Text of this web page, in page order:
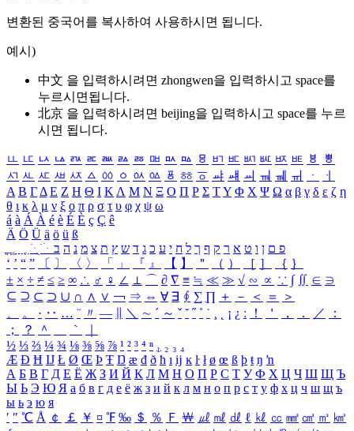
변환된 중국어를 복사하여 사용하시면 됩니다.
예시)
中文 을 입력하시려면 zhongwen을 입력하시고 space를
누르시면됩니다.
北京 을 입력하시려면 beijing을 입력하시고 space를 누르
시면 됩니다.
ㅥ ㅦ ㅧ ㅨ ㅩ ㅪ ㅫ ㅬ ㅭ ㅮ ㅯ ㅰ ㅱ ㅲ ㅳ ㅴ ㅵ ㅶ ㅷ ㅸ
ㅹ
ㅺ ㅻ ㅼ ㅽ ㅾ ㅿ ㆀ ㆁ ㆂ ㆃ ㆄ ㆅ ㆆ ㆇ ㆈ ㆉ ㆊ ㆋ ㆌ ㆍ
ㆎ
Α Β ΓΔ Ε Ζ Η Θ Ι ΚΛ Μ Ν Ξ Ο Π Ρ Σ ΤΥ Φ Χ Ψ Ω α β γ δ ε ζ η
θ ι κ λ μ ν ξ ο π ρ σ τ υ φ χ ψ ω
á à Á À é è É È ç Ç ê
Ä Ö Ü ä ö ü ß
ִֶֹ ֻּ ׁׂ פ ם ן ו ט א ר ק ף ך ל ח י ע כ ג ד ש ץ ת צ מ נ ה ב
‘ ’ “ ” 〔 〕 〈 〉 「 」 『 』 【 】 ＂ （ ） ［ ］ ｛ ｝
± × ÷ ≠ ≤ ≥ ∞ ∴ ♂ ♀ ∠ ⊥ ⌒ ∂ ∇ ≡ ≒ ≪ ≫ √ ∽ ∝ ∵ ∫ ∬ ∈ ∋
⊆ ⊇ ⊂ ⊃ ∪ ∩ ∧ ∨ ￢ ⇒ ⇔ ∀ ∃ ∮ ∑ ∏ ＋ － ＜ ＝
＞
、
。 · ‥ … ¨ 〃 ― ＼ ∼ ´ ～ ˇ ˘ ˝ ˚ ˙ ¸ ¡ ¿ ː ！ ＇ ， ． ／
：
；
？ ＾ ｀
½ ⅓ ⅔ ¼ ¾ ⅛ ⅜ ⅝ ⅞ ¹ ² ³ ⁴ ⁿ ₁ ₂ ₃ ₄
Æ Ð Ħ Ĳ Ł Ø Œ Þ Ŧ Ŋ æ đ ð ħ ı ĳ ĸ ŀ ł ø œ ß þ ŧ ŋ ŉ
А Б В Г Д Е Ё Ж З И Й К Л М Н О П Р С Т У Ф Х Ц Ч Ш Щ Ъ
Ы Ь Э Ю Я а б в г д е ё ж з и й к л м н о п р с т у ф х ц ч ш щ ъ
ы ь э ю я
′ ″ ℃ Å ￠ ￡ ￥ ¤ ℉ ‰ ＄ ％ Ｆ ￦ ㎕ ㎖ ㎗ ℓ ㎘ ㏄ ㎣ ㎤ ㎥ ㎦